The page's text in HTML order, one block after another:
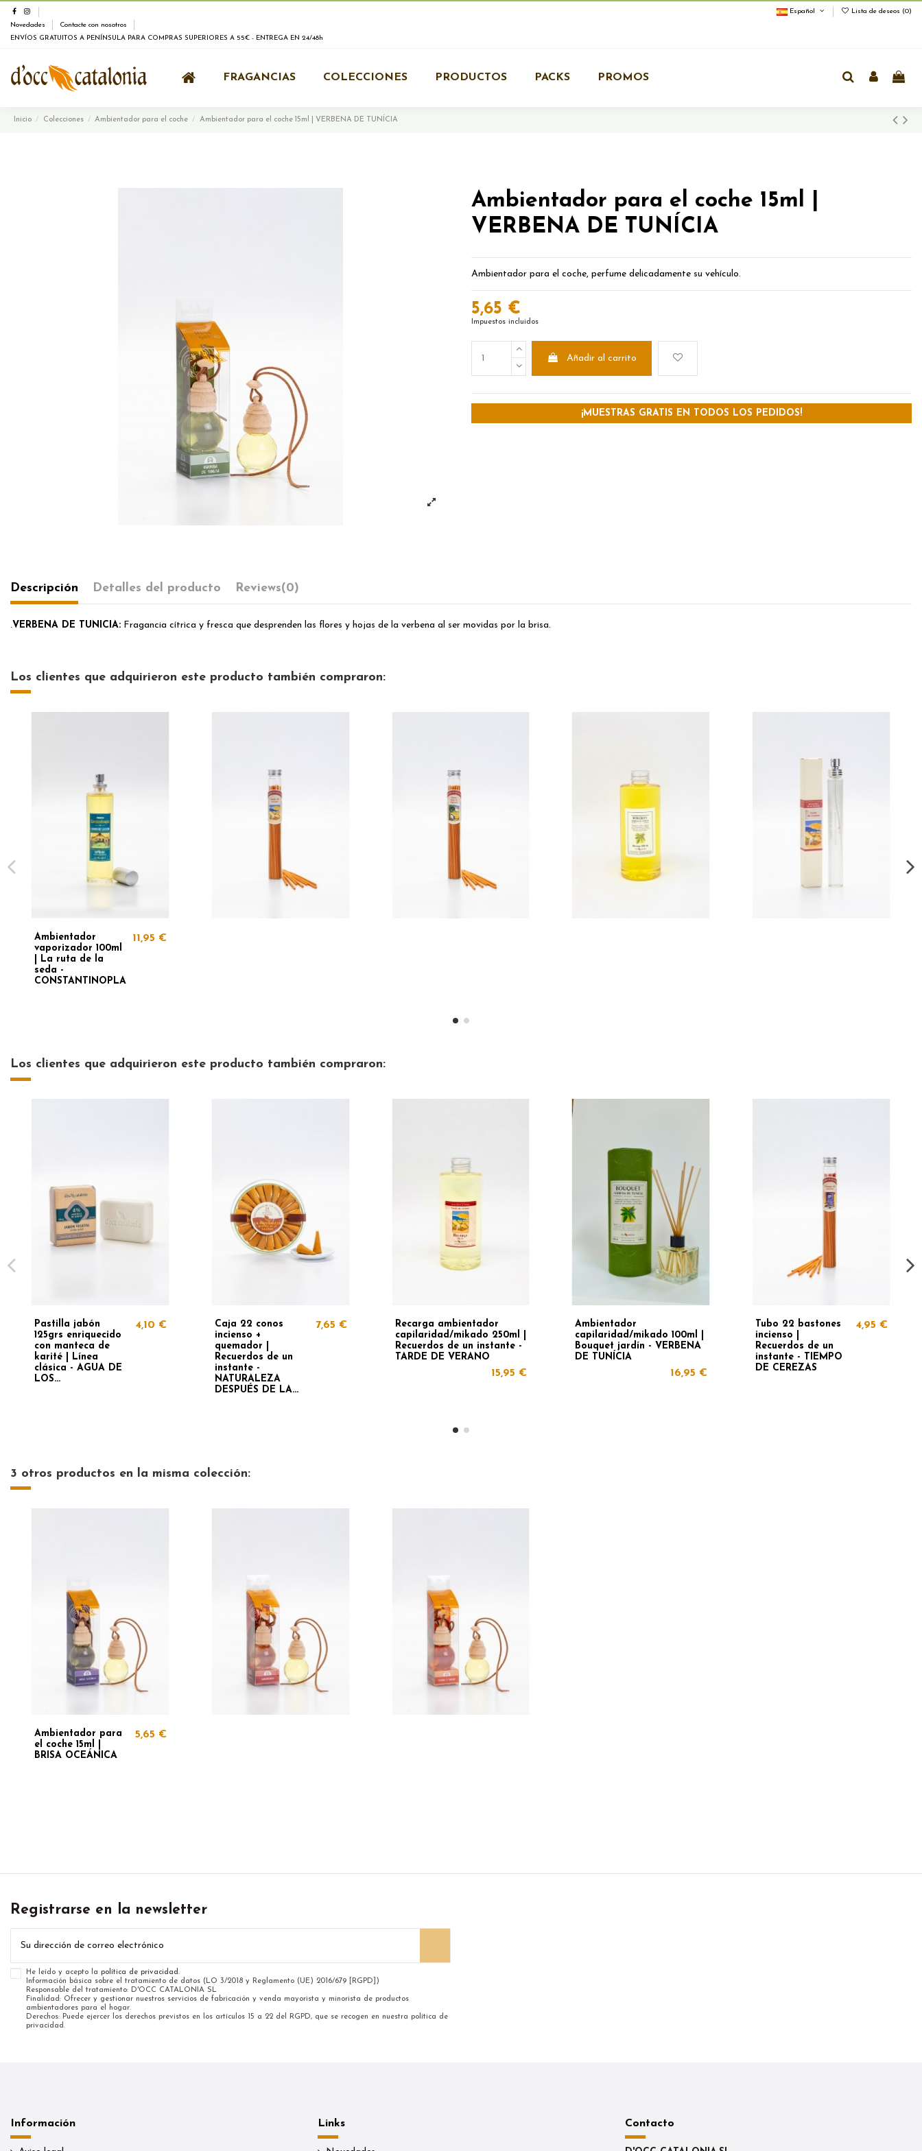
Novedades
Contacte con nosotros
ENVÍOS GRATUITOS A PENÍNSULA PARA COMPRAS SUPERIORES A 55€ - ENTREGA EN 24/48h
Español Lista de deseos (0)
FRAGANCIAS COLECCIONES PRODUCTOS PACKS PROMOS
Inicio Colecciones Ambientador para el coche Ambientador para el coche 15ml | VERBENA DE TUNÍCIA
Ambientador para el coche 15ml |
VERBENA DE TUNÍCIA
Ambientador para el coche, perfume delicadamente su vehículo.
5,65 €
Impuestos incluidos
Añadir al carrito
¡MUESTRAS GRATIS EN TODOS LOS PEDIDOS!
Descripción Detalles del producto Reviews(0)
.VERBENA DE TUNICIA: Fragancia cítrica y fresca que desprenden las flores y hojas de la verbena al ser movidas por la brisa.
Los clientes que adquirieron este producto también compraron:
Ambientador
vaporizador 100ml
| La ruta de la
seda -
CONSTANTINOPLA
11,95 €
Los clientes que adquirieron este producto también compraron:
Pastilla jabón
125grs enriquecido
con manteca de
karité | Línea
clásica - AGUA DE
LOS...
4,10 €
Caja 22 conos
incienso +
quemador |
Recuerdos de un
instante -
NATURALEZA
DESPUÉS DE LA...
7,65 €
Recarga ambientador
capilaridad/mikado 250ml |
Recuerdos de un instante -
TARDE DE VERANO
15,95 €
Ambientador
capilaridad/mikado 100ml |
Bouquet jardín - VERBENA
DE TUNÍCIA
16,95 €
Tubo 22 bastones
incienso |
Recuerdos de un
instante - TIEMPO
DE CEREZAS
4,95 €
3 otros productos en la misma colección:
Ambientador para
el coche 15ml |
BRISA OCEÁNICA
5,65 €
Registrarse en la newsletter
He leído y acepto la política de privacidad.
Información básica sobre el tratamiento de datos (LO 3/2018 y Reglamento (UE) 2016/679 [RGPD])
Responsable del tratamiento: D'OCC CATALONIA SL
Finalidad: Ofrecer y gestionar nuestros servicios de fabricación y venda mayorista y minorista de productos
ambientadores para el hogar.
Derechos: Puede ejercer los derechos previstos en los artículos 15 a 22 del RGPD, que se recogen en nuestra política de
privacidad.
Información Links Contacto